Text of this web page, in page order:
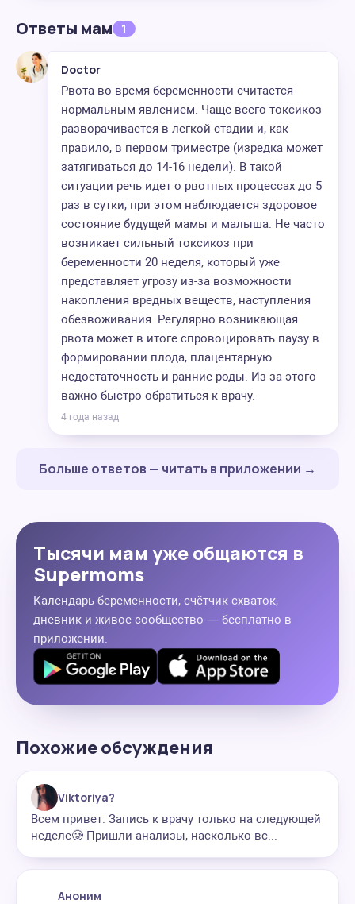
Ответы мам 1
Doctor
Рвота во время беременности считается
нормальным явлением. Чаще всего токсикоз
разворачивается в легкой стадии и, как
правило, в первом триместре (изредка может
затягиваться до 14-16 недели). В такой
ситуации речь идет о рвотных процессах до 5
раз в сутки, при этом наблюдается здоровое
состояние будущей мамы и малыша. Не часто
возникает сильный токсикоз при
беременности 20 неделя, который уже
представляет угрозу из-за возможности
накопления вредных веществ, наступления
обезвоживания. Регулярно возникающая
рвота может в итоге спровоцировать паузу в
формировании плода, плацентарную
недостаточность и ранние роды. Из-за этого
важно быстро обратиться к врачу.
4 года назад
Больше ответов — читать в приложении →
Тысячи мам уже общаются в
Supermoms
Календарь беременности, счётчик схваток,
дневник и живое сообщество — бесплатно в
приложении.
Похожие обсуждения
Viktoriya?
Всем привет. Запись к врачу только на следующей
неделе🥲 Пришли анализы, насколько вс...
Аноним